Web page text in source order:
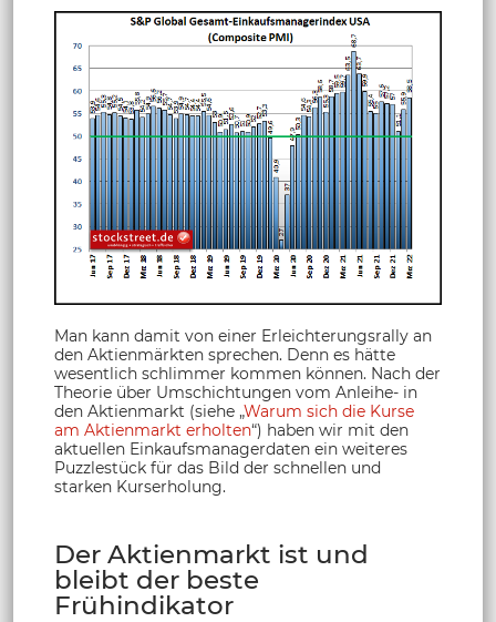
Man kann damit von einer Erleichterungsrally an
den Aktienmärkten sprechen. Denn es hätte
wesentlich schlimmer kommen können. Nach der
Theorie über Umschichtungen vom Anleihe- in
den Aktienmarkt (siehe „Warum sich die Kurse
am Aktienmarkt erholten“) haben wir mit den
aktuellen Einkaufsmanagerdaten ein weiteres
Puzzlestück für das Bild der schnellen und
starken Kurserholung.
Der Aktienmarkt ist und
bleibt der beste
Frühindikator